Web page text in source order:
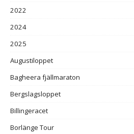
2022
2024
2025
Augustiloppet
Bagheera fjällmaraton
Bergslagsloppet
Billingeracet
Borlänge Tour